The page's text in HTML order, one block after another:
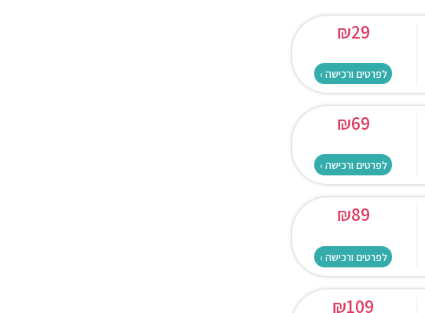
₪29
לפרטים ורכישה ›
₪69
לפרטים ורכישה ›
₪89
לפרטים ורכישה ›
₪109